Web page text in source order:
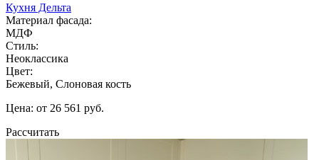
Кухня Дельта
Материал фасада:
МДФ
Стиль:
Неоклассика
Цвет:
Бежевый, Слоновая кость
Цена: от 26 561 руб.
Рассчитать